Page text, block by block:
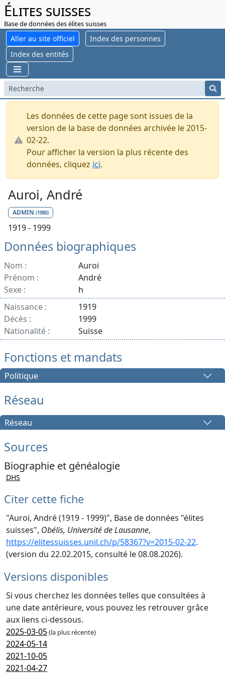
Élites suisses
Base de données des élites suisses
Aller au site officiel
Index des personnes
Index des entités
Les données de cette page sont issues de la
version de la base de données archivée le 2015-
02-22.
Pour afficher la version la plus récente des
données, cliquez ici.
Auroi, André
ADMIN (1980)
1919 - 1999
Données biographiques
Nom :
Auroi
Prénom :
André
Sexe :
h
Naissance :
1919
Décès :
1999
Nationalité :
Suisse
Fonctions et mandats
Politique
Réseau
Réseau
Sources
Biographie et généalogie
DHS
Citer cette fiche
"Auroi, André (1919 - 1999)", Base de données "élites
suisses", Obélis, Université de Lausanne,
https://elitessuisses.unil.ch/p/58367?v=2015-02-22.
(version du 22.02.2015, consulté le 08.08.2026).
Versions disponibles
Si vous cherchez les données telles que consultées à
une date antérieure, vous pouvez les retrouver grâce
aux liens ci-dessous.
2025-03-05(la plus récente)
2024-05-14
2021-10-05
2021-04-27